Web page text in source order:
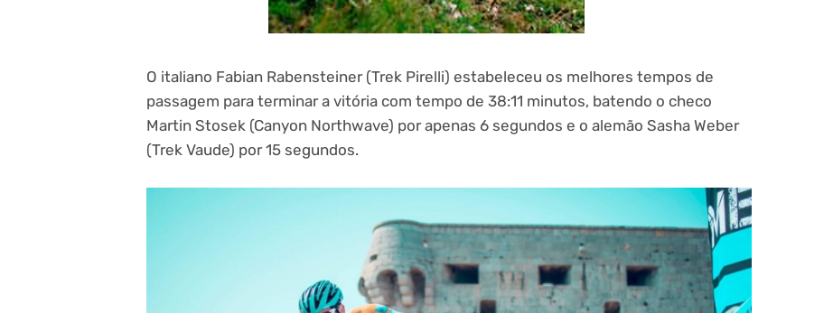
O italiano Fabian Rabensteiner (Trek Pirelli) estabeleceu os melhores tempos de
passagem para terminar a vitória com tempo de 38:11 minutos, batendo o checo
Martin Stosek (Canyon Northwave) por apenas 6 segundos e o alemão Sasha Weber
(Trek Vaude) por 15 segundos.